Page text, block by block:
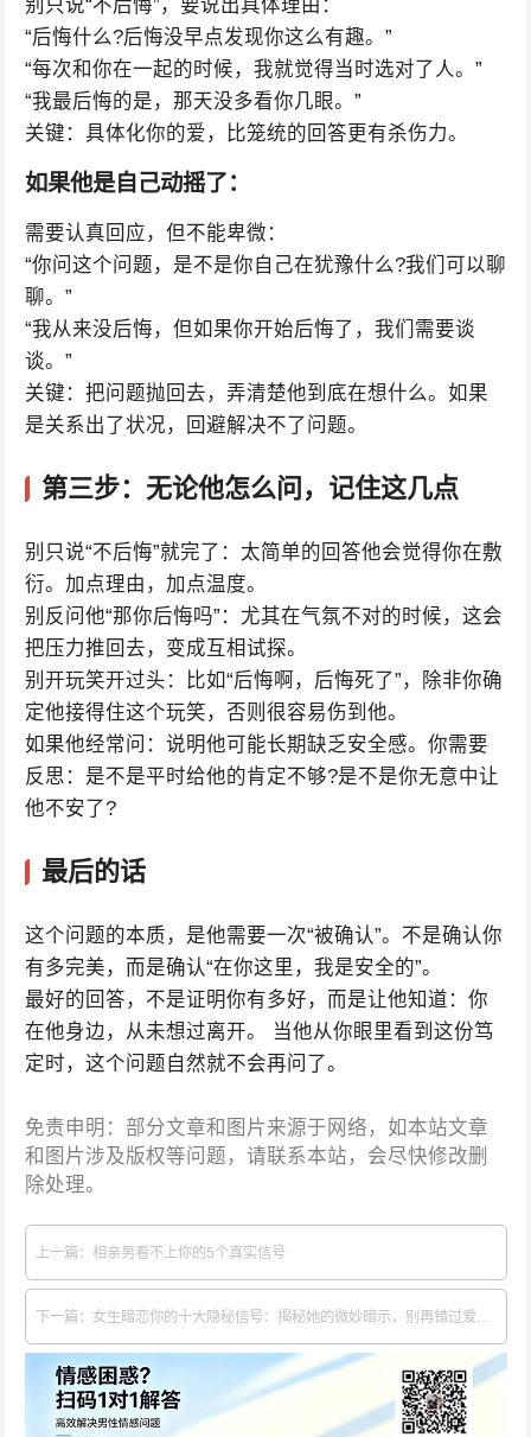
别只说“不后悔”，要说出具体理由：
“后悔什么?后悔没早点发现你这么有趣。”
“每次和你在一起的时候，我就觉得当时选对了人。”
“我最后悔的是，那天没多看你几眼。”
关键：具体化你的爱，比笼统的回答更有杀伤力。
如果他是自己动摇了：
需要认真回应，但不能卑微：
“你问这个问题，是不是你自己在犹豫什么?我们可以聊
聊。”
“我从来没后悔，但如果你开始后悔了，我们需要谈
谈。”
关键：把问题抛回去，弄清楚他到底在想什么。如果
是关系出了状况，回避解决不了问题。
第三步：无论他怎么问，记住这几点
别只说“不后悔”就完了：太简单的回答他会觉得你在敷
衍。加点理由，加点温度。
别反问他“那你后悔吗”：尤其在气氛不对的时候，这会
把压力推回去，变成互相试探。
别开玩笑开过头：比如“后悔啊，后悔死了”，除非你确
定他接得住这个玩笑，否则很容易伤到他。
如果他经常问：说明他可能长期缺乏安全感。你需要
反思：是不是平时给他的肯定不够?是不是你无意中让
他不安了?
最后的话
这个问题的本质，是他需要一次“被确认”。不是确认你
有多完美，而是确认“在你这里，我是安全的”。
最好的回答，不是证明你有多好，而是让他知道：你
在他身边，从未想过离开。 当他从你眼里看到这份笃
定时，这个问题自然就不会再问了。
免责申明：部分文章和图片来源于网络，如本站文章
和图片涉及版权等问题，请联系本站，会尽快修改删
除处理。
上一篇：相亲男看不上你的5个真实信号
下一篇：女生暗恋你的十大隐秘信号：揭秘她的微妙暗示，别再错过爱！2026版